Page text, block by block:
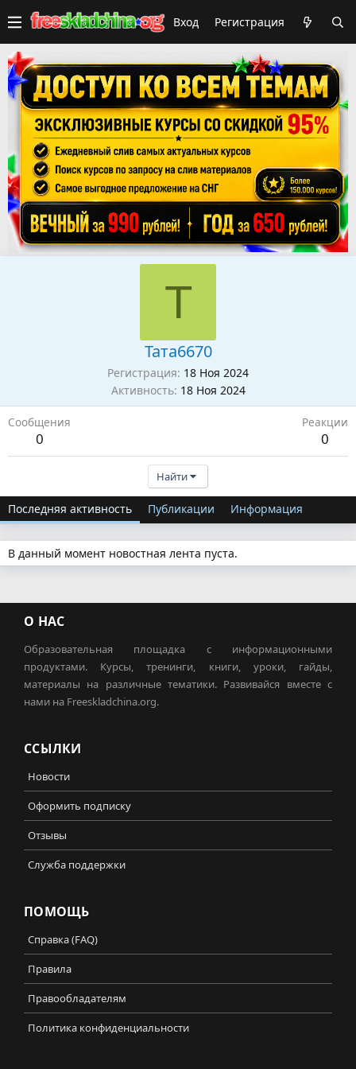
Вход Регистрация
Т
Тата6670
Регистрация 18 Ноя 2024
Активность 18 Ноя 2024
Сообщения
0
Реакции
0
Найти
Последняя активность Публикации Информация
В данный момент новостная лента пуста.
О НАС
Образовательная площадка с информационными
продуктами. Курсы, тренинги, книги, уроки, гайды,
материалы на различные тематики. Развивайся вместе с
нами на Freeskladchina.org.
ССЫЛКИ
Новости
Оформить подписку
Отзывы
Служба поддержки
ПОМОЩЬ
Справка (FAQ)
Правила
Правообладателям
Политика конфиденциальности